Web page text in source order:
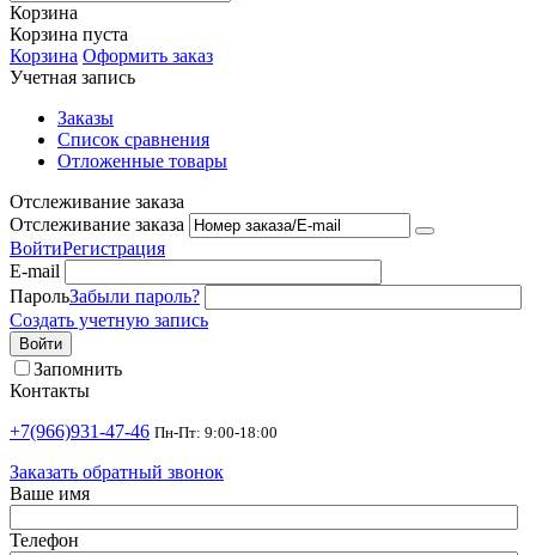
Корзина
Корзина пуста
Корзина Оформить заказ
Учетная запись
Заказы
Список сравнения
Отложенные товары
Отслеживание заказа
Отслеживание заказа
ВойтиРегистрация
E-mail
ПарольЗабыли пароль?
Создать учетную запись
Войти
Запомнить
Контакты
+7(966)931-47-46 Пн-Пт: 9:00-18:00
Заказать обратный звонок
Ваше имя
Телефон